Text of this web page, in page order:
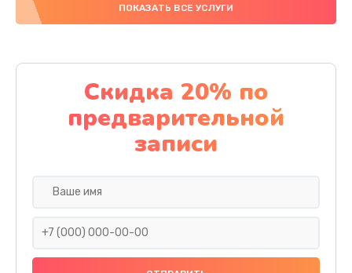
Замена южного моста
Заказать
Чистка от пыли
1060 руб.
Заказать
ПОКАЗАТЬ ВСЕ УСЛУГИ
Скидка 20% по
предварительной
записи